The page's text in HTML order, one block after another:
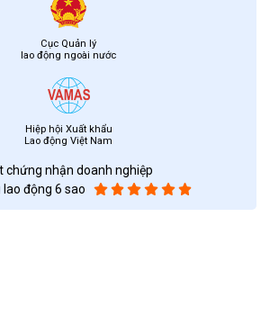
Cục Quản lý
lao động ngoài nước
Hiệp hội Xuất khẩu
Lao động Việt Nam
chứng nhận doanh nghiệp
động 6 sao